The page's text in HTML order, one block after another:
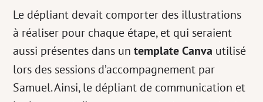
Le dépliant devait comporter des illustrations
à réaliser pour chaque étape, et qui seraient
aussi présentes dans untemplate Canva utilisé
lors des sessions d’accompagnement par
Samuel. Ainsi, le dépliant de communication et